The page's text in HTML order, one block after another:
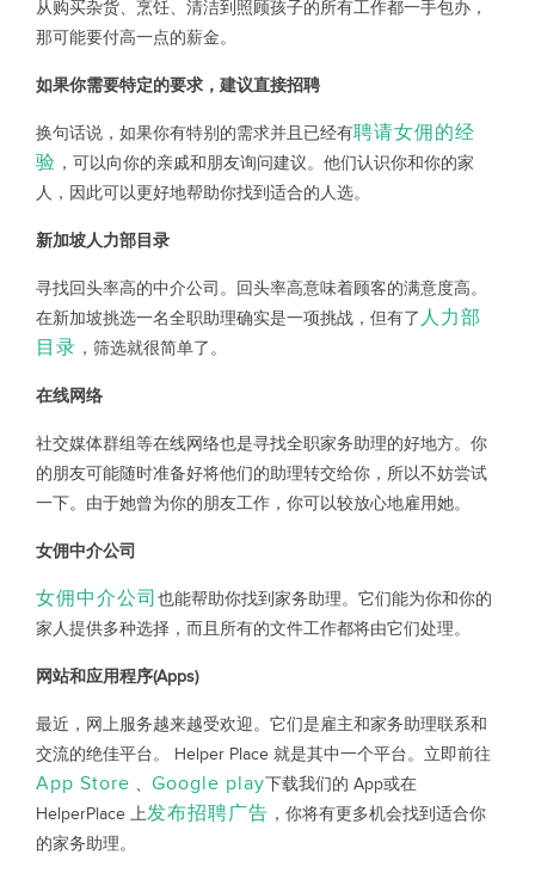
从购买杂货、烹饪、清洁到照顾孩子的所有工作都一手包办，
那可能要付高一点的薪金。
如果你需要特定的要求，建议直接招聘
换句话说，如果你有特别的需求并且已经有聘请女佣的经
验 ，可以向你的亲戚和朋友询问建议。他们认识你和你的家
人，因此可以更好地帮助你找到适合的人选。
新加坡人力部目录
寻找回头率高的中介公司。回头率高意味着顾客的满意度高。
在新加坡挑选一名全职助理确实是一项挑战，但有了人力部
目录 ，筛选就很简单了。
在线网络
社交媒体群组等在线网络也是寻找全职家务助理的好地方。你
的朋友可能随时准备好将他们的助理转交给你，所以不妨尝试
一下。由于她曾为你的朋友工作，你可以较放心地雇用她。
女佣中介公司
女佣中介公司 也能帮助你找到家务助理。它们能为你和你的
家人提供多种选择，而且所有的文件工作都将由它们处理。
网站和应用程序(Apps)
最近，网上服务越来越受欢迎。它们是雇主和家务助理联系和
交流的绝佳平台。 Helper Place 就是其中一个平台。立即前往
App Store 、 Google play下载我们的 App或在
HelperPlace 上发布招聘广告 ，你将有更多机会找到适合你
的家务助理。